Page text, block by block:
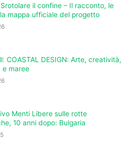
il confine – Il racconto, le
mappa ufficiale del progetto
COASTAL DESIGN: Arte, creatività,
e maree
Menti Libere sulle rotte
10 anni dopo: Bulgaria